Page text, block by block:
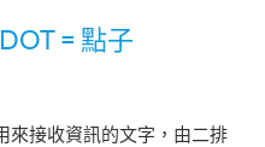
= 點子
來接收資訊的文字，由二排